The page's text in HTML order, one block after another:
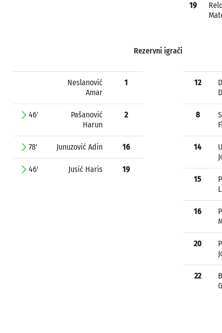
19
Rezervni igrači
Neslanović
Amar
1
46'
Pašanović
Harun
2
78' Junuzović Adin 16
46' Jusić Haris 19
12
8
14
15
16
20
22